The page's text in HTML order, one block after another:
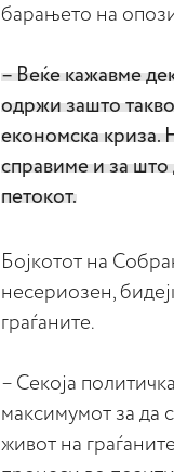
барањето на
– Веќе кажавме
одржи зашто
економска криза.
справиме и за што
петокот.
Бојкотот на
несериозен,
граѓаните.
– Секоја
максимумот за да
живот на